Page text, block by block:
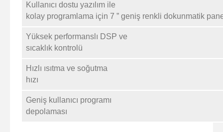
Kullanıcı dostu yazılım ile
kolay programlama için 7 ” geniş renkli dokunmatik
Yüksek performanslı DSP ve
sıcaklık kontrolü
Hızlı ısıtma ve soğutma
hızı
Geniş kullanıcı programı
depolaması